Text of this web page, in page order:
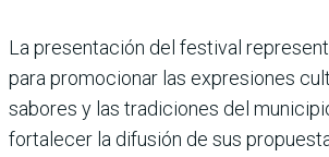
La presentación del festival
para promocionar las expresiones
sabores y las tradiciones del
fortalecer la difusión de sus